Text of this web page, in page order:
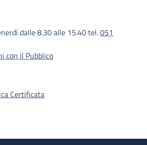
dalle 8.30 alle 15.40 tel.051
con il Pubblico
Certificata